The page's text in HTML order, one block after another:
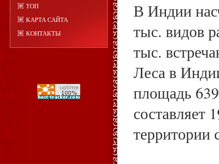
ТОП
КАРТА САЙТА
КОНТАКТЫ
В Индии
тыс. видов
тыс.
Леса в
площадь
составляет